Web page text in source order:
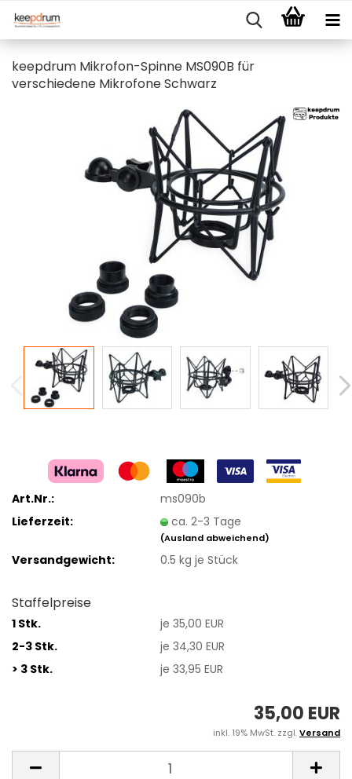
keepdrum Mikrofon-Spinne MS090B für
verschiedene Mikrofone Schwarz
Art.Nr.:
ms090b
Lieferzeit:
ca. 2-3 Tage
(Ausland abweichend)
Versandgewicht: 0.5 kg je Stück
Staffelpreise
1 Stk.
je 35,00 EUR
2-3 Stk.
je 34,30 EUR
> 3 Stk.
je 33,95 EUR
35,00 EUR
inkl. 19% MwSt. zzgl.Versand